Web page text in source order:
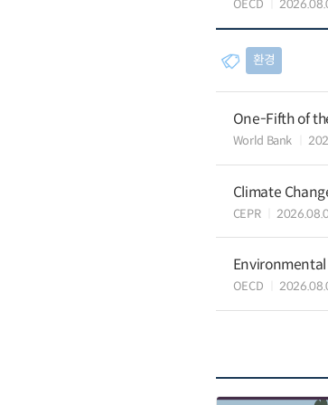
OECD
환경
One-Fifth of
World Bank
Climate
CEPR
OECD